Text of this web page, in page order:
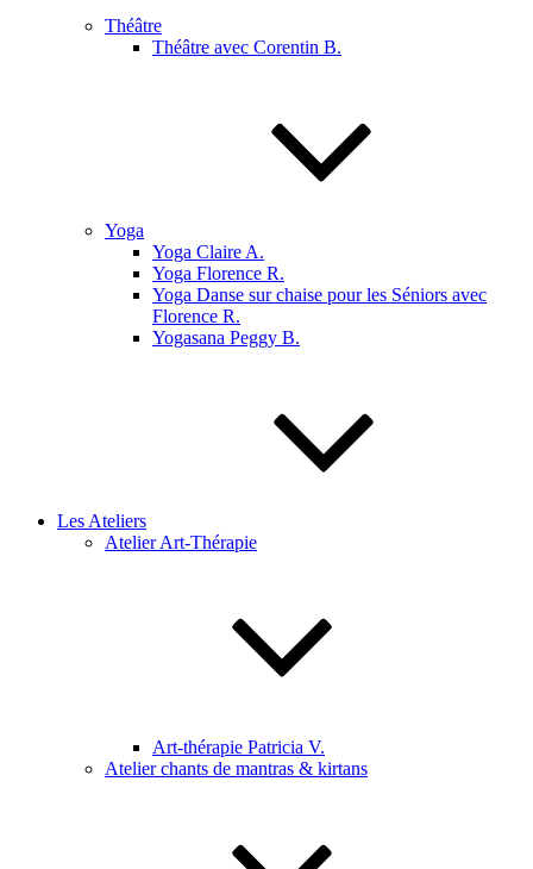
Théâtre
Théâtre avec Corentin B.
Yoga
Yoga Claire A.
Yoga Florence R.
Yoga Danse sur chaise pour les Séniors avec
Florence R.
Yogasana Peggy B.
Les Ateliers
Atelier Art-Thérapie
Art-thérapie Patricia V.
Atelier chants de mantras & kirtans